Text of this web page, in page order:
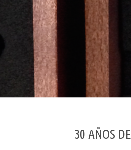
30 AÑOS DE